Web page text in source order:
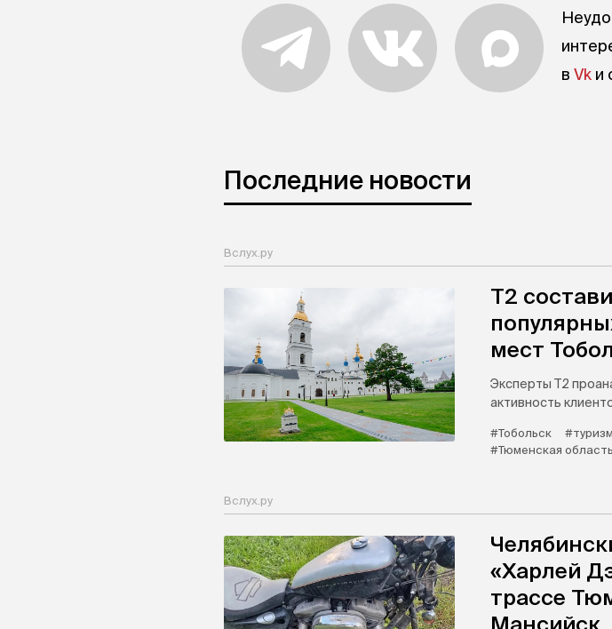
в Vk и
Последние новости
Вслух.ру
Т2
мест
Эксперты Т2
активность
#Тобольск #туризм
#Тюменская область
Вслух.ру
«Харлей
трассе
Мансийск